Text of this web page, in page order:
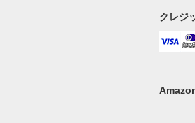
クレジ